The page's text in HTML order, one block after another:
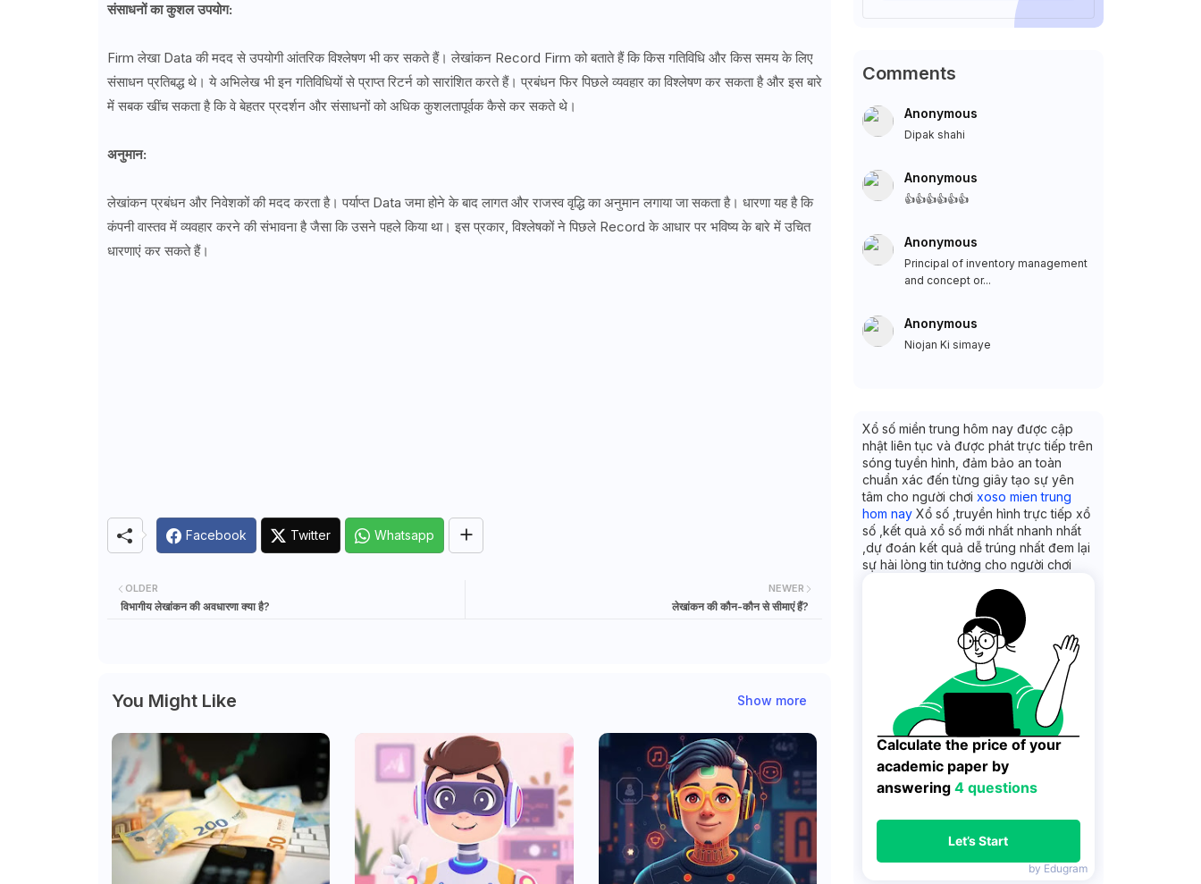
संसाधनों का कुशल उपयोग:
Firm लेखा Data की मदद से उपयोगी आंतरिक विश्लेषण भी कर सकते हैं। लेखांकन Record Firm को बताते हैं कि किस गतिविधि और किस समय के लिए
संसाधन प्रतिबद्ध थे। ये अभिलेख भी इन गतिविधियों से प्राप्त रिटर्न को सारांशित करते हैं। प्रबंधन फिर पिछले व्यवहार का विश्लेषण कर सकता है और इस बारे
में सबक खींच सकता है कि वे बेहतर प्रदर्शन और संसाधनों को अधिक कुशलतापूर्वक कैसे कर सकते थे।
अनुमान:
लेखांकन प्रबंधन और निवेशकों की मदद करता है। पर्याप्त Data जमा होने के बाद लागत और राजस्व वृद्धि का अनुमान लगाया जा सकता है। धारणा यह है कि
कंपनी वास्तव में व्यवहार करने की संभावना है जैसा कि उसने पहले किया था। इस प्रकार, विश्लेषकों ने पिछले Record के आधार पर भविष्य के बारे में उचित
धारणाएं कर सकते हैं।
Facebook Twitter Whatsapp
NEWER
लेखांकन की कौन-कौन से सीमाएं हैं?
OLDER
विभागीय लेखांकन की अवधारणा क्या है?
You Might Like Show more
Comments
Anonymous
Dipak shahi
Anonymous
👍👍👍👍👍👍
Anonymous
Principal of inventory management
and concept or...
Anonymous
Niojan Ki simaye
Xổ số miền trung hôm nay được cập
nhật liên tục và được phát trực tiếp trên
sóng tuyền hình, đảm bảo an toàn
chuẩn xác đến từng giây tạo sự yên
tâm cho người chơi xoso mien trung
hom nayXổ số ,truyền hình trực tiếp xổ
số ,kết quả xổ số mới nhất nhanh nhất
,dự đoán kết quả dễ trúng nhất đem lại
sự hài lòng tin tưởng cho người chơi
Calculate the price of your
academic paper by
answering 4 questions
Let’s Start
by Edugram